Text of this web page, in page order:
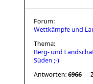
Forum:
Wettkämpfe und
Thema:
Berg- und
Süden ;-)
Antworten:6966